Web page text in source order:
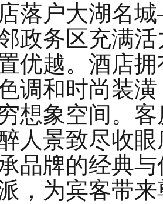
落户大湖名
政务区充满
优越。酒店
调和时尚装
想象空间。
人景致尽收
品牌的经典
，为宾客带